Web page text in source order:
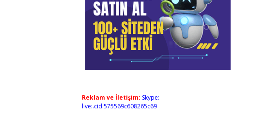
Reklam ve İletişim: Skype:
live:.cid.575569c608265c69